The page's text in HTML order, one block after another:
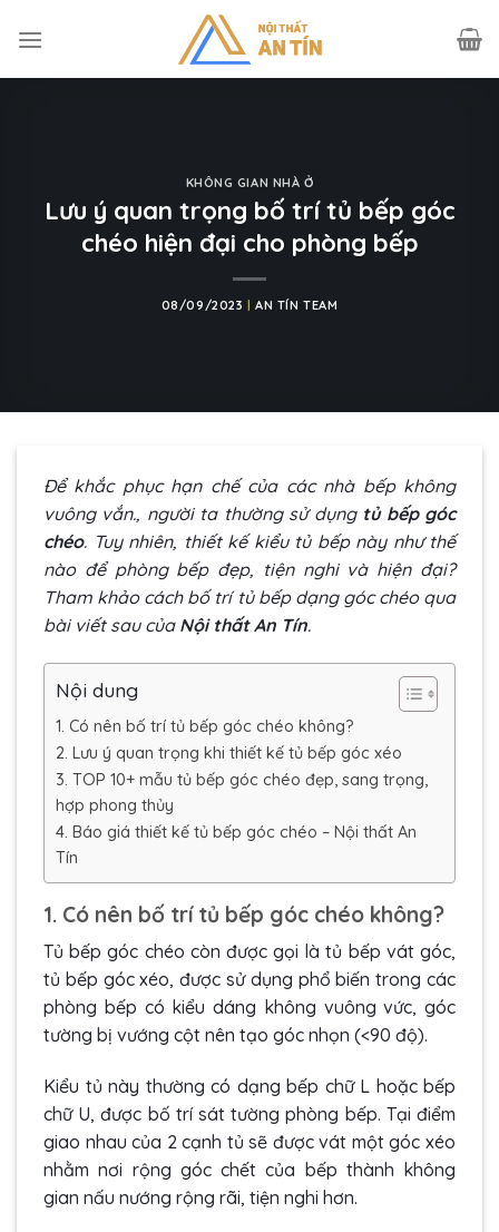
KHÔNG GIAN NHÀ Ở
Lưu ý quan trọng bố trí tủ bếp góc
chéo hiện đại cho phòng bếp
08/09/2023 |AN TÍN TEAM
Để khắc phục hạn chế của các nhà bếp không
vuông vắn., người ta thường sử dụng tủ bếp góc
chéo. Tuy nhiên, thiết kế kiểu tủ bếp này như thế
nào để phòng bếp đẹp, tiện nghi và hiện đại?
Tham khảo cách bố trí tủ bếp dạng góc chéo qua
bài viết sau của Nội thất An Tín.
Nội dung
1. Có nên bố trí tủ bếp góc chéo không?
2. Lưu ý quan trọng khi thiết kế tủ bếp góc xéo
3. TOP 10+ mẫu tủ bếp góc chéo đẹp, sang trọng,
hợp phong thủy
4. Báo giá thiết kế tủ bếp góc chéo – Nội thất An
Tín
1. Có nên bố trí tủ bếp góc chéo không?
Tủ bếp góc chéo còn được gọi là tủ bếp vát góc,
tủ bếp góc xéo, được sử dụng phổ biến trong các
phòng bếp có kiểu dáng không vuông vức, góc
tường bị vướng cột nên tạo góc nhọn (<90 độ).
Kiểu tủ này thường có dạng bếp chữ L hoặc bếp
chữ U, được bố trí sát tường phòng bếp. Tại điểm
giao nhau của 2 cạnh tủ sẽ được vát một góc xéo
nhằm nơi rộng góc chết của bếp thành không
gian nấu nướng rộng rãi, tiện nghi hơn.